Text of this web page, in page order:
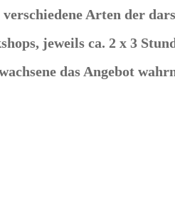
Arten der
jeweils ca. 2 x 3
das Angebot